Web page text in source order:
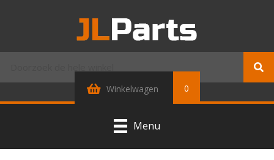
Winkelwagen 0
Menu